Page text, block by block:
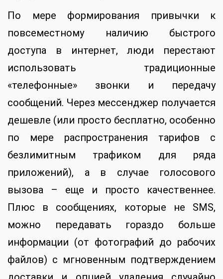
По мере формирования привычки к
повсеместному наличию быстрого
доступа в интернет, люди перестают
использовать традиционные
«телефонные» звонки и передачу
сообщений. Через мессенджер получается
дешевле (или просто бесплатно, особенно
по мере распространения тарифов с
безлимитным трафиком для ряда
приложений), а в случае голосового
вызова – еще и просто качественнее.
Плюс в сообщениях, которые не SMS,
можно передавать гораздо больше
информации (от фотографий до рабочих
файлов) с мгновенным подтверждением